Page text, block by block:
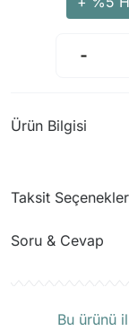
Ürün Bilgisi
Taksit
Soru & Cevap
Bu ürünü